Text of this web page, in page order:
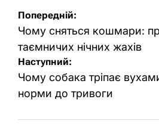
Навігація
записів
Попередній:
Чому сняться кошмари:
таємничих нічних жахів
Наступний:
Чому собака тріпає
норми до тривоги